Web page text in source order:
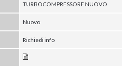
TURBOCOMPRESSORE NUOVO
Nuovo
Richiedi info